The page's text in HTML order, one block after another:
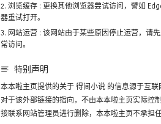
浏览缓存 : 更换其他浏览器尝试访问，譬如
器重试打开。
网站运营 : 该网站由于某些原因停止运营，请
常访问。
特别声明
本本啦主页提供的关于得间小说的信息源于互联
对于该外部链接的指向，不由本本啦主页实际控
接联系网站管理员进行删除，本本啦主页不承担